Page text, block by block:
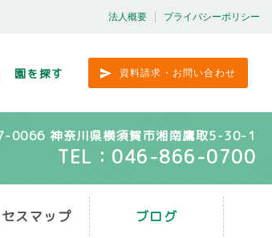
法人概要 プライバシーポリシー
園を探す 資料請求・お問い合わせ
0066 神奈川県横須賀市湘南鷹取5-30-1
TEL：046-866-0700
スマップ ブログ